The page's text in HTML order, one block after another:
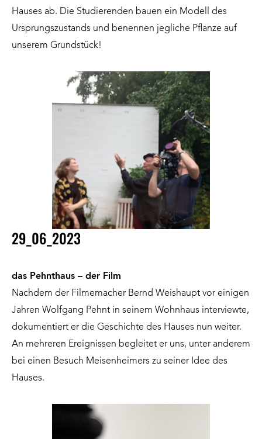
Hauses ab. Die Studierenden bauen ein Modell des
Ursprungszustands und benennen jegliche Pflanze auf
unserem Grundstück!
29_06_2023
das Pehnthaus – der Film
Nachdem der Filmemacher Bernd Weishaupt vor einigen
Jahren Wolfgang Pehnt in seinem Wohnhaus interviewte,
dokumentiert er die Geschichte des Hauses nun weiter.
An mehreren Ereignissen begleitet er uns, unter anderem
bei einen Besuch Meisenheimers zu seiner Idee des
Hauses.